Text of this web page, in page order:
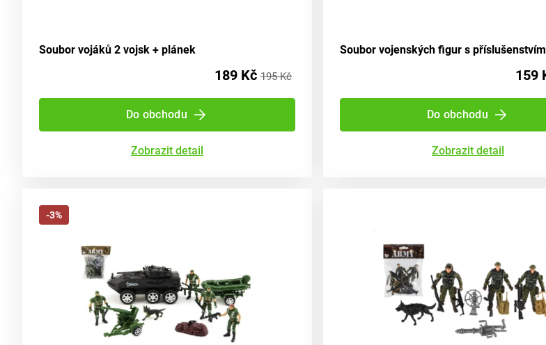
Soubor vojáků 2 vojsk + plánek
189 Kč 195 Kč
Do obchodu
Zobrazit detail
159
Do obchodu
Zobrazit detail
-3%